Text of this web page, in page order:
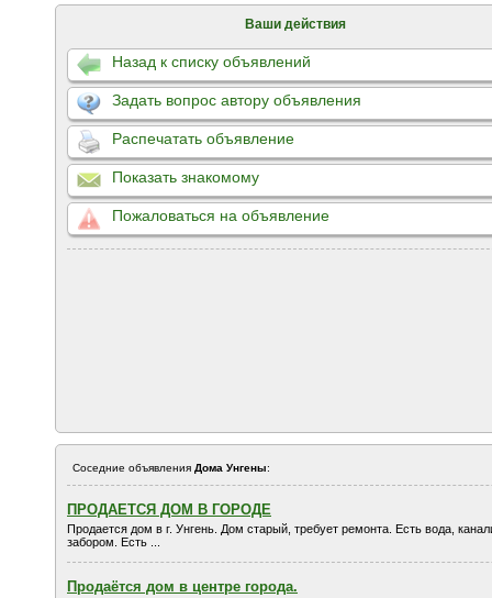
Ваши действия
Назад к списку объявлений
Задать вопрос автору объявления
Распечатать объявление
Показать знакомому
Пожаловаться на объявление
Соседние объявления Дома Унгены:
ПРОДАЕТСЯ ДОМ В ГОРОДЕ
Продается дом в г. Унгень. Дом старый, требует ремонта. Есть вода,
забором. Есть ...
Продаётся дом в центре города.